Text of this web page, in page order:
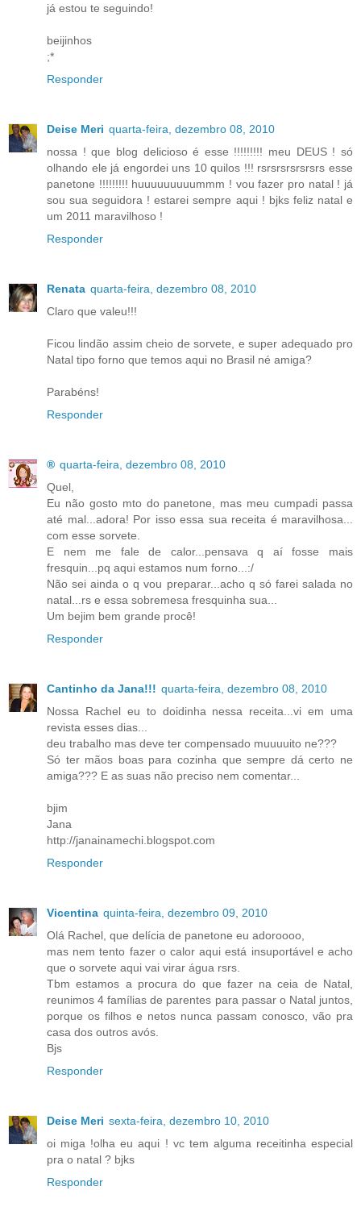
já estou te seguindo!
beijinhos
;*
Responder
Deise Meri quarta-feira, dezembro 08, 2010
nossa ! que blog delicioso é esse !!!!!!!!! meu DEUS ! só
olhando ele já engordei uns 10 quilos !!! rsrsrsrsrsrsrs esse
panetone !!!!!!!!! huuuuuuuuummm ! vou fazer pro natal ! já
sou sua seguidora ! estarei sempre aqui ! bjks feliz natal e
um 2011 maravilhoso !
Responder
Renata quarta-feira, dezembro 08, 2010
Claro que valeu!!!
Ficou lindão assim cheio de sorvete, e super adequado pro
Natal tipo forno que temos aqui no Brasil né amiga?
Parabéns!
Responder
® quarta-feira, dezembro 08, 2010
Quel,
Eu não gosto mto do panetone, mas meu cumpadi passa
até mal...adora! Por isso essa sua receita é maravilhosa...
com esse sorvete.
E nem me fale de calor...pensava q aí fosse mais
fresquin...pq aqui estamos num forno...:/
Não sei ainda o q vou preparar...acho q só farei salada no
natal...rs e essa sobremesa fresquinha sua...
Um bejim bem grande procê!
Responder
Cantinho da Jana!!! quarta-feira, dezembro 08, 2010
Nossa Rachel eu to doidinha nessa receita...vi em uma
revista esses dias...
deu trabalho mas deve ter compensado muuuuito ne???
Só ter mãos boas para cozinha que sempre dá certo ne
amiga??? E as suas não preciso nem comentar...
bjim
Jana
http://janainamechi.blogspot.com
Responder
Vicentina quinta-feira, dezembro 09, 2010
Olá Rachel, que delícia de panetone eu adoroooo,
mas nem tento fazer o calor aqui está insuportável e acho
que o sorvete aqui vai virar água rsrs.
Tbm estamos a procura do que fazer na ceia de Natal,
reunimos 4 famílias de parentes para passar o Natal juntos,
porque os filhos e netos nunca passam conosco, vão pra
casa dos outros avós.
Bjs
Responder
Deise Meri sexta-feira, dezembro 10, 2010
oi miga !olha eu aqui ! vc tem alguma receitinha especial
pra o natal ? bjks
Responder